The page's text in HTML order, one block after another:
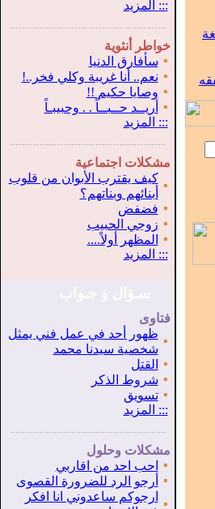
::: المزيد
خواطر أنثوية
▪ سأفارق الدنيا
▪ نعم.. أنا غريبة وكلي فخر..!
▪ وصايا حكيم !!
▪
أريــد حــبــاً . . وحبيبـاً
::: المزيد
مشكلات اجتماعية
▪
كيف يقترب الأبوان من قلوب
أبنائهم وبناتهم؟
▪ فضفض
▪ زوجي الحبيب
▪
المظهر أولاً....
::: المزيد
فتاوى
▪
ظهور أحد في عمل فني يمثل
شخصية سيدنا محمد
▪
القتل
▪ شروط الذكر
▪ تسويق
::: المزيد
مشكلات وحلول
▪
احب احد من اقاربي
▪
أرجو الرد للضرورة القصوى
▪
ارجوكم ساعدوني انا افكر